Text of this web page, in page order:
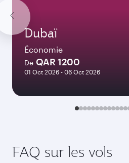
Dubaï
Économie
De QAR 1200
01 Oct 2026 - 06 Oct 2026
FAQ sur les vols